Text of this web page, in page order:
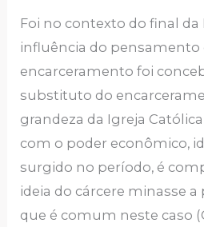
Foi no contexto do final da
influência do pensamento
encarceramento foi
substituto do
grandeza da Igreja
com o poder econômico,
surgido no período, é
ideia do cárcere minasse a
que é comum neste caso